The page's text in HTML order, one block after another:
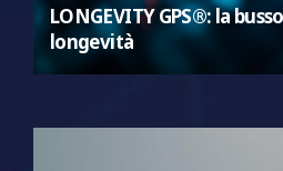
LONGEVITY GPS®: la
longevità